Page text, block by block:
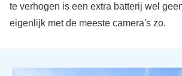
te verhogen is een extra batterij wel
eigenlijk met de meeste camera's zo.